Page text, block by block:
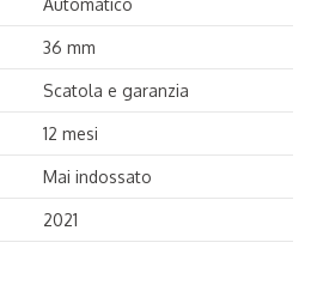
Automatico
36 mm
Scatola e garanzia
12 mesi
Mai indossato
2021